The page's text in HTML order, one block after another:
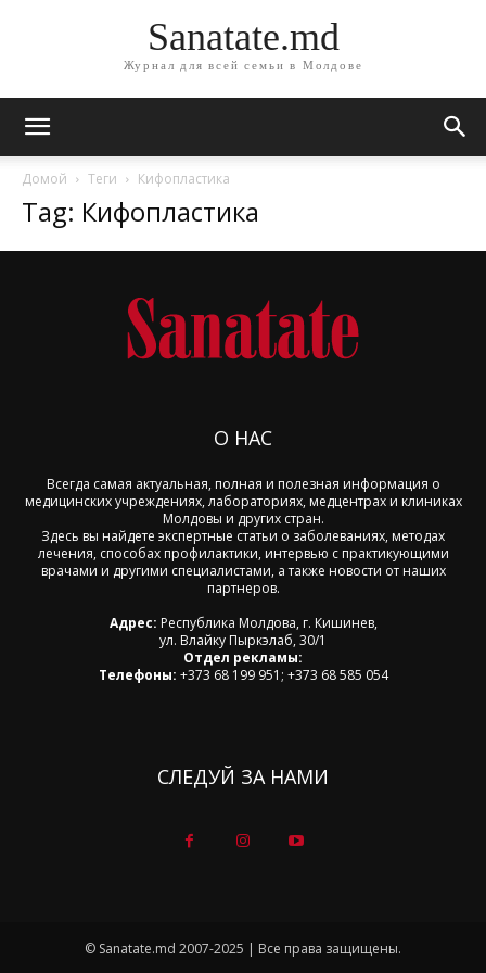
Sanatate.md
Журнал для всей семьи в Молдове
Домой Теги Кифопластика
Tag: Кифопластика
О НАС
Всегда самая актуальная, полная и полезная информация о
медицинских учреждениях, лабораториях, медцентрах и клиниках
Молдовы и других стран.
Здесь вы найдете экспертные статьи о заболеваниях, методах
лечения, способах профилактики, интервью с практикующими
врачами и другими специалистами, а также новости от наших
партнеров.
Адрес: Республика Молдова, г. Кишинев,
ул. Влайку Пыркэлаб, 30/1
Отдел рекламы:
Телефоны: +373 68 199 951; +373 68 585 054
СЛЕДУЙ ЗА НАМИ
© Sanatate.md 2007-2025 | Все права защищены.